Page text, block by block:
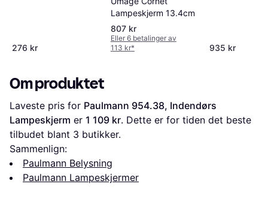
276 kr
Lampeskjerm 13.4cm
807 kr
Eller 6 betalinger av
113 kr* 935 kr
Om produktet
Laveste pris for Paulmann 954.38, Indendørs
Lampeskjerm er 1 109 kr. Dette er for tiden det beste
tilbudet blant 3 butikker.
Sammenlign:
Paulmann Belysning
Paulmann Lampeskjermer